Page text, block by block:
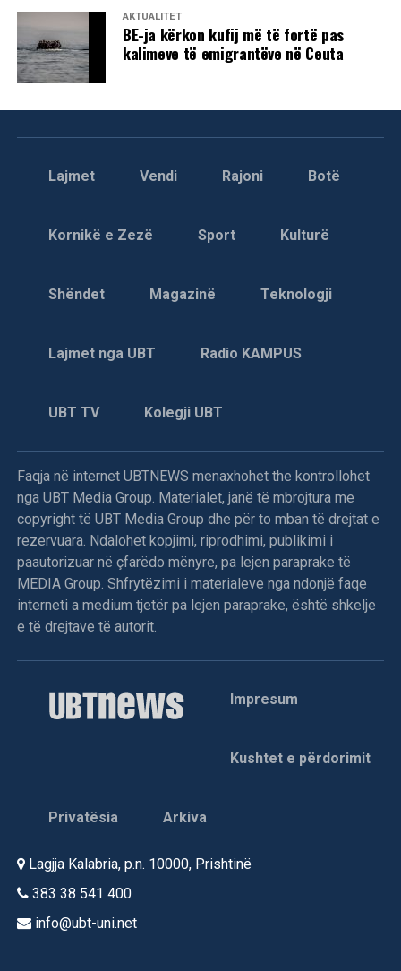
AKTUALITET
BE-ja kërkon kufij më të fortë pas
kalimeve të emigrantëve në Ceuta
Lajmet Vendi Rajoni Botë
Kornikë e Zezë Sport Kulturë
Shëndet Magazinë Teknologji
Lajmet nga UBT Radio KAMPUS
UBT TV Kolegji UBT
Faqja në internet UBTNEWS menaxhohet the kontrollohet
nga UBT Media Group. Materialet, janë të mbrojtura me
copyright të UBT Media Group dhe për to mban të drejtat e
rezervuara. Ndalohet kopjimi, riprodhimi, publikimi i
paautorizuar në çfarëdo mënyre, pa lejen paraprake të
MEDIA Group. Shfrytëzimi i materialeve nga ndonjë faqe
interneti a medium tjetër pa lejen paraprake, është shkelje
e të drejtave të autorit.
Impresum
Kushtet e përdorimit
Privatësia Arkiva
Lagjja Kalabria, p.n. 10000, Prishtinë
383 38 541 400
info@ubt-uni.net